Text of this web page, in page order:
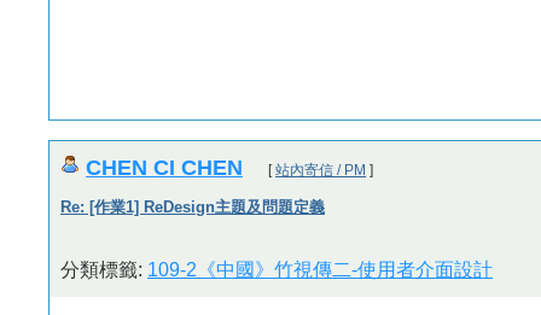
CHEN CI CHEN [站內寄信 / PM ]
Re: [作業1] ReDesign主題及問題定義
分類標籤: 109-2《中國》竹視傳二-使用者介面設計